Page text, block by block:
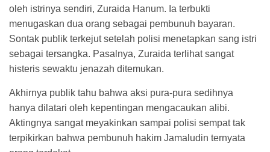
oleh istrinya sendiri, Zuraida Hanum. Ia terbukti
menugaskan dua orang sebagai pembunuh bayaran.
Sontak publik terkejut setelah polisi menetapkan sang istri
sebagai tersangka. Pasalnya, Zuraida terlihat sangat
histeris sewaktu jenazah ditemukan.
Akhirnya publik tahu bahwa aksi pura-pura sedihnya
hanya dilatari oleh kepentingan mengacaukan alibi.
Aktingnya sangat meyakinkan sampai polisi sempat tak
terpikirkan bahwa pembunuh hakim Jamaludin ternyata